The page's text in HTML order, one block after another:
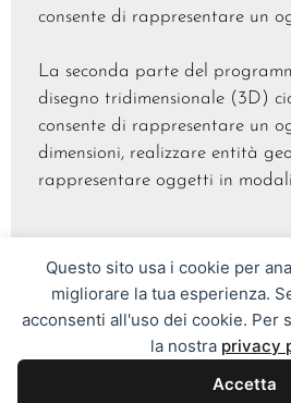
Questo sito usa i cookie per
migliorare la tua esperienza.
acconsenti all'uso dei cookie. Per
la nostra privacy
Accetta
consente di rappresentare un
La seconda parte del
disegno tridimensionale (3D)
consente di rappresentare un
dimensioni, realizzare entità
rappresentare oggetti in
Share on Facebook
Follow